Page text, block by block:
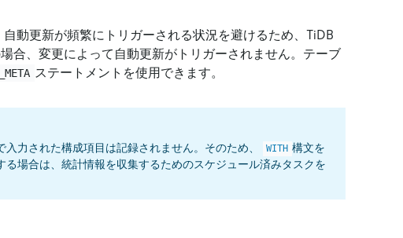
動更新が頻繁にトリガーされる状況を避けるため、TiDB
合、変更によって自動更新がトリガーされません。テーブ
ステートメントを使用できます。
入力された構成項目は記録されません。そのため、 WITH 構文を
る場合は、統計情報を収集するためのスケジュール済みタスクを